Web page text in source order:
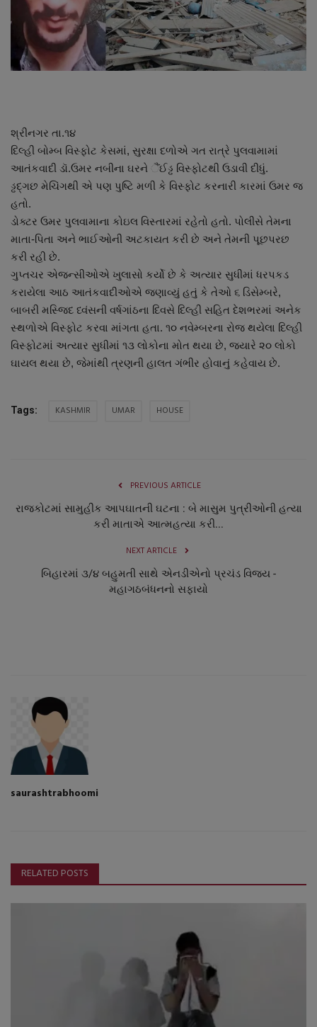
About Author
Contact
રાષ્ટ્રીય
ગુજરાત
જુનાગઢ
Support US
બજારના સમાચાર
નાણાંકીય સમાચાર
સ્થાનિક સમાચાર
સ્પોર્ટ્સ
બોલિવૂડ
શ્રીનગર તા.૧૪
દિલ્હી બોમ્બ વિસ્ફોટ કેસમાં, સુરક્ષા દળોએ ગત રાત્રે પુલવામામાં
આતંકવાદી ડૉ.ઉમર નબીના ઘરને ૈંઈડ્ઢ વિસ્ફોટથી ઉડાવી દીધું.
ડ્ઢદ્ગછ મેચિંગથી એ પણ પુષ્ટિ મળી કે વિસ્ફોટ કરનારી કારમાં ઉમર જ
હતો.
ડોક્ટર ઉમર પુલવામાના કોઇલ વિસ્તારમાં રહેતો હતો. પોલીસે તેમના
માતા-પિતા અને ભાઈઓની અટકાયત કરી છે અને તેમની પૂછપરછ
કરી રહી છે.
ગુપ્તચર એજન્સીઓએ ખુલાસો કર્યો છે કે અત્યાર સુધીમાં ધરપકડ
કરાયેલા આઠ આતંકવાદીઓએ જણાવ્યું હતું કે તેઓ ૬ ડિસેમ્બરે,
બાબરી મસ્જિદ ધ્વંસની વર્ષગાંઠના દિવસે દિલ્હી સહિત દેશભરમાં અનેક
સ્થળોએ વિસ્ફોટ કરવા માંગતા હતા. ૧૦ નવેમ્બરના રોજ થયેલા દિલ્હી
વિસ્ફોટમાં અત્યાર સુધીમાં ૧૩ લોકોના મોત થયા છે, જ્યારે ૨૦ લોકો
ઘાયલ થયા છે, જેમાંથી ત્રણની હાલત ગંભીર હોવાનું કહેવાય છે.
Tags: KASHMIR UMAR HOUSE
PREVIOUS ARTICLE
રાજકોટમાં સામુહીક આપઘાતની ઘટના : બે માસુમ પુત્રીઓની હત્યા
કરી માતાએ આત્મહત્યા કરી...
NEXT ARTICLE
બિહારમાં ૩/૪ બહુમતી સાથે એનડીએનો પ્રચંડ વિજય -
મહાગઠબંધનનો સફાયો
saurashtrabhoomi
RELATED POSTS